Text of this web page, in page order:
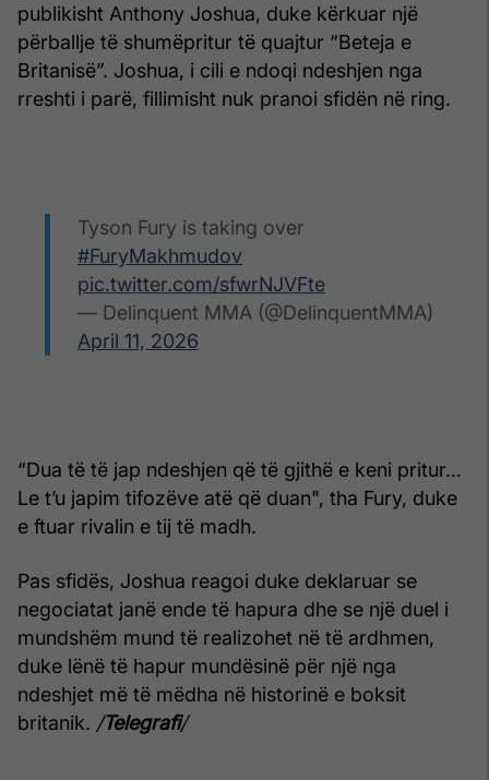
publikisht Anthony Joshua, duke kërkuar një
përballje të shumëpritur të quajtur “Beteja e
Britanisë”. Joshua, i cili e ndoqi ndeshjen nga
rreshti i parë, fillimisht nuk pranoi sfidën në ring.
Tyson Fury is taking over
#FuryMakhmudov
pic.twitter.com/sfwrNJVFte
— Delinquent MMA (@DelinquentMMA)
April 11, 2026
“Dua të të jap ndeshjen që të gjithë e keni pritur…
Le t’u japim tifozëve atë që duan", tha Fury, duke
e ftuar rivalin e tij të madh.
Pas sfidës, Joshua reagoi duke deklaruar se
negociatat janë ende të hapura dhe se një duel i
mundshëm mund të realizohet në të ardhmen,
duke lënë të hapur mundësinë për një nga
ndeshjet më të mëdha në historinë e boksit
britanik. /Telegrafi/